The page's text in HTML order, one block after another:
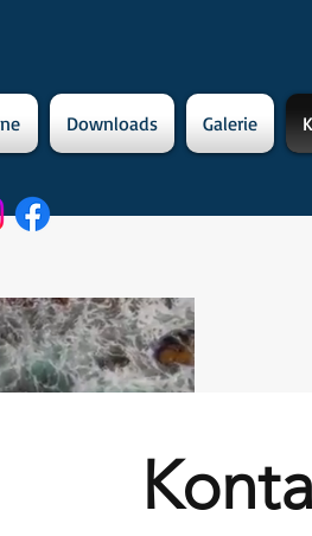
Downloads Galerie